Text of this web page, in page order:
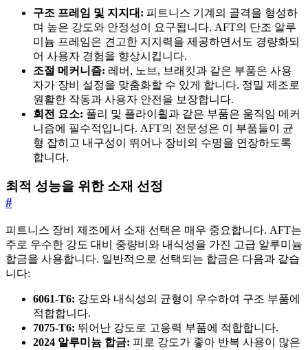
구조 프레임 및 지지대: 피트니스 기계의 골격을 형성하
며 높은 강도와 안정성이 요구됩니다. AFT의 단조 알루
미늄 프레임은 견고한 지지력을 제공하면서도 경량화되
어 사용자 경험을 향상시킵니다.
조절 메커니즘: 레버, 노브, 브래킷과 같은 부품은 사용
자가 장비 설정을 맞춤화할 수 있게 합니다. 정밀 제조로
원활한 작동과 사용자 안전을 보장합니다.
회전 요소: 풀리 및 플라이휠과 같은 부품은 움직임 메커
니즘에 필수적입니다. AFT의 전문성은 이 부품들이 균
형 잡히고 내구성이 뛰어나 장비의 수명을 연장하도록
합니다.
최적 성능을 위한 소재 선정
#
피트니스 장비 제조에서 소재 선택은 매우 중요합니다. AFT는
주로 우수한 강도 대비 중량비와 내식성을 가진 고급 알루미늄
합금을 사용합니다. 일반적으로 선택되는 합금은 다음과 같습
니다:
6061-T6: 강도와 내식성의 균형이 우수하여 구조 부품에
적합합니다.
7075-T6: 뛰어난 강도로 고응력 부품에 적합합니다.
2024 알루미늄 합금: 피로 강도가 좋아 반복 사용이 많은